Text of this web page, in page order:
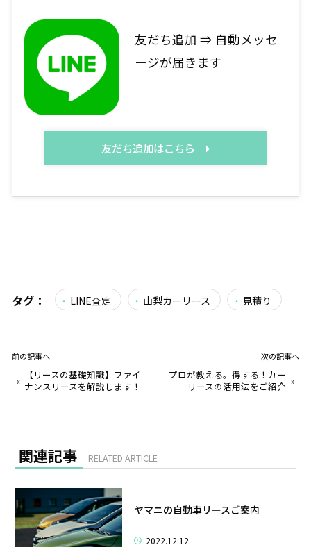
友だち追加 ⇒ 自動メッセ
ージが届きます
友だち追加はこちら
タグ： LINE査定 山梨カーリース 見積り
前の記事へ
«
【リースの基礎知識】ファイ
ナンスリースを解説します！
次の記事へ
プロが教える。得する！カー
リースの活用法をご紹介 »
関連記事 RELATED ARTICLE
ヤマニの自動車リースご案内
2022.12.12